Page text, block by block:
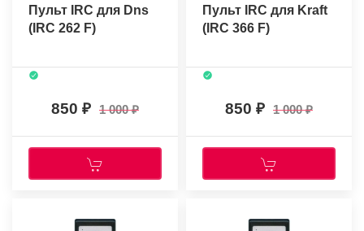
Пульт IRC для Dns
(IRC 262 F)
850 1 000
Пульт IRC для Kraft
(IRC 366 F)
850 1 000